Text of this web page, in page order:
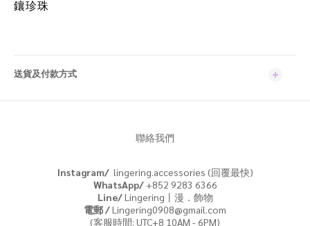
鑲珍珠
送貨及付款方式
聯絡我們
Instagram/ lingering.accessories (回覆最快)
WhatsApp/+852 9283 6366
Line/Lingering丨漫．飾物
電郵 /Lingering0908@gmail.com
(客服時間: UTC+8 10AM - 6PM)